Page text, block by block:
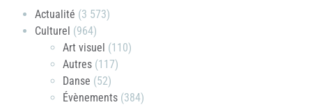
Actualité (3 573)
Culturel (964)
Art visuel (110)
Autres (117)
Danse (52)
Évènements (384)